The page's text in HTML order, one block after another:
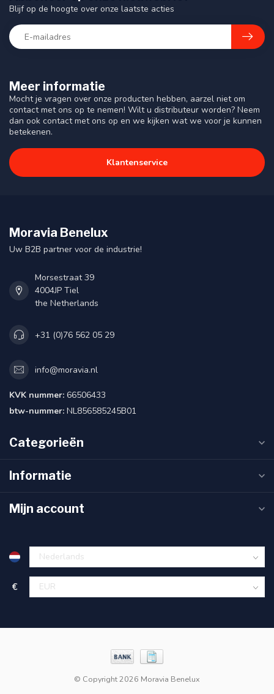
Meer informatie
Mocht je vragen over onze producten hebben, aarzel niet om
contact met ons op te nemen! Wilt u distributeur worden? Neem
dan ook contact met ons op en we kijken wat we voor je kunnen
betekenen.
Klantenservice
Blijf op de hoogte over onze laatste acties
Moravia Benelux
Uw B2B partner voor de industrie!
Morsestraat 39
4004JP Tiel
the Netherlands
+31 (0)76 562 05 29
info@moravia.nl
KVK nummer: 66506433
btw-nummer: NL856585245B01
Categorieën
Informatie
Mijn account
€
© Copyright 2026 Moravia Benelux